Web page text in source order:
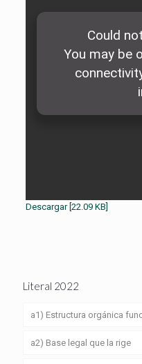
Descargar [22.09 KB]
Literal 2022
a1) Estructura orgánica
a2) Base legal que la rige